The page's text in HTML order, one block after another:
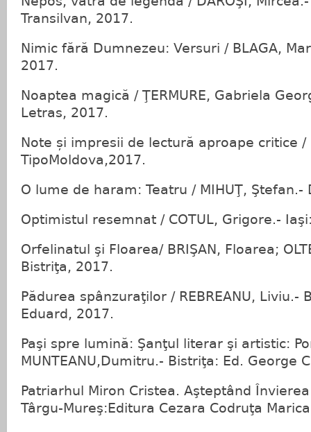
Transilvan, 2017.
Nimic fără Dumnezeu: Versuri / BLAGA,
2017.
Noaptea magică / ŢERMURE, Gabriela
Letras, 2017.
Note și impresii de lectură aproape critice /
TipoMoldova,2017.
O lume de haram: Teatru / MIHUŢ, Ştefan.-
Optimistul resemnat / COTUL, Grigore.-
Orfelinatul şi Floarea/ BRIŞAN, Floarea;
Bistriţa, 2017.
Pădurea spânzuraţilor / REBREANU, Liviu.-
Eduard, 2017.
Paşi spre lumină: Şanţul literar şi artistic:
MUNTEANU,Dumitru.- Bistriţa: Ed. George
Patriarhul Miron Cristea. Aşteptând
Târgu-Mureş:Editura Cezara Codruţa